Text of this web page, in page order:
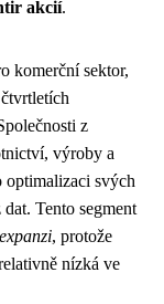
akcií.
komerční sektor,
z
výroby a
optimalizaci svých
Tento segment
, protože
nízká ve